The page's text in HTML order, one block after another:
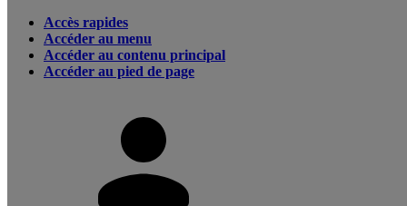
Accès rapides
Accéder au menu
Accéder au contenu principal
Accéder au pied de page